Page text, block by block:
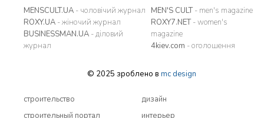
MENSCULT.UA - чоловічий журнал
ROXY.UA - жіночий журнал
BUSINESSMAN.UA - діловий
журнал
MEN'S CULT- men's magazine
ROXY7.NET- women's
magazine
4kiev.com - оголошення
© 2025 зроблено в mc design
строительство
строительный портал
дизайн
интерьер